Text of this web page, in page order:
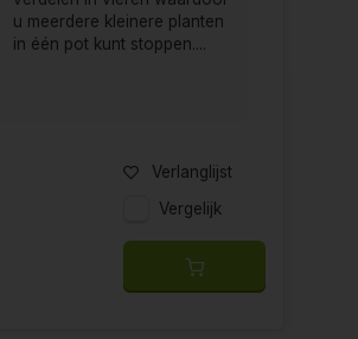
u meerdere kleinere planten
in één pot kunt stoppen....
Verlanglijst
Vergelijk